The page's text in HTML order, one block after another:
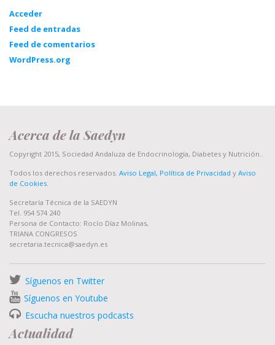
Acceder
Feed de entradas
Feed de comentarios
WordPress.org
Acerca de la Saedyn
Copyright 2015, Sociedad Andaluza de Endocrinología, Diabetes y Nutrición..
Todos los derechos reservados. Aviso Legal, Política de Privacidad y Aviso
de Cookies.
Secretaría Técnica de la SAEDYN
Tel. 954 574 240
Persona de Contacto: Rocío Díaz Molinas,
TRIANA CONGRESOS
secretaria.tecnica@saedyn.es
Síguenos en Twitter
Síguenos en Youtube
Escucha nuestros podcasts
Actualidad